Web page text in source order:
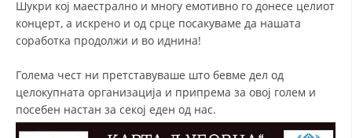
ДИСЕМИНАЦИЈА
УПОТРЕБА И ЗАШТИТА НА АМБЛЕМОТ
Шукри кој маестрално и многу емотивно го донесе целиот
концерт, а искрено и од срце посакуваме да нашата
соработка продолжи и во иднина!
Голема чест ни претставуваше што бевме дел од
целокупната организација и припрема за овој голем и
посебен настан за секој еден од нас.